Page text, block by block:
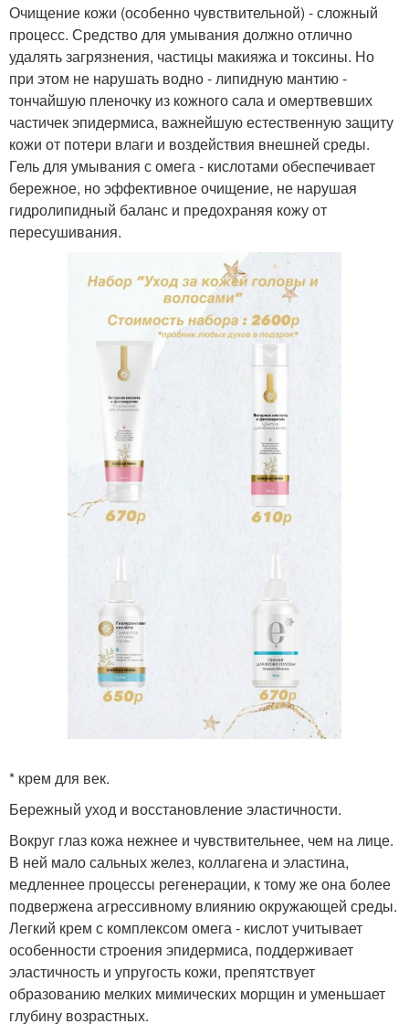
Очищение кожи (особенно чувствительной) - сложный
процесс. Средство для умывания должно отлично
удалять загрязнения, частицы макияжа и токсины. Но
при этом не нарушать водно - липидную мантию -
тончайшую пленочку из кожного сала и омертвевших
частичек эпидермиса, важнейшую естественную защиту
кожи от потери влаги и воздействия внешней среды.
Гель для умывания с омега - кислотами обеспечивает
бережное, но эффективное очищение, не нарушая
гидролипидный баланс и предохраняя кожу от
пересушивания.
* крем для век.
Бережный уход и восстановление эластичности.
Вокруг глаз кожа нежнее и чувствительнее, чем на лице.
В ней мало сальных желез, коллагена и эластина,
медленнее процессы регенерации, к тому же она более
подвержена агрессивному влиянию окружающей среды.
Легкий крем с комплексом омега - кислот учитывает
особенности строения эпидермиса, поддерживает
эластичность и упругость кожи, препятствует
образованию мелких мимических морщин и уменьшает
глубину возрастных.